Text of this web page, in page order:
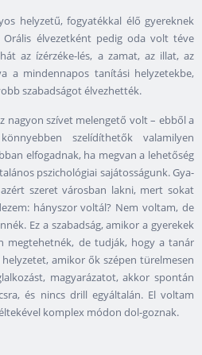
helyzetű, fogyatékkal élő gyereknek
élvezetként pedig oda volt téve
az ízérzéke-lés, a zamat, az illat, az
a mindennapos tanítási helyzetekbe,
szabadságot élvezhették.
nagyon szívet melengető volt – ebből a
szelídíthetők valamilyen
elfogadnak, ha megvan a lehetőség
pszichológiai sajátosságunk. Gya-
szeret városban lakni, mert sokat
hányszor voltál? Nem voltam, de
Ez a szabadság, amikor a gyerekek
megtehetnék, de tudják, hogy a tanár
amikor ők szépen türelmesen
magyarázatot, akkor spontán
és nincs drill egyáltalán. El voltam
komplex módon dol-goznak.